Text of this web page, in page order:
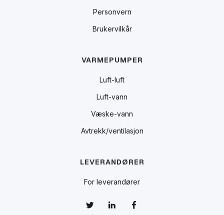
Personvern
Brukervilkår
VARMEPUMPER
Luft-luft
Luft-vann
Væske-vann
Avtrekk/ventilasjon
LEVERANDØRER
For leverandører